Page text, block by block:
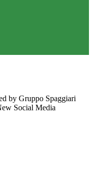
by Gruppo Spaggiari
Social Media